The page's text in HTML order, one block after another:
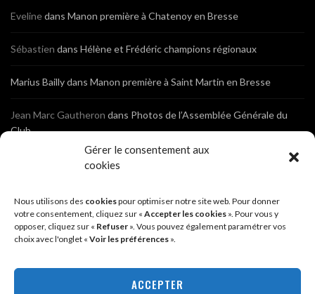
Gérer le consentement aux
cookies
Nous utilisons des cookiespour optimiser notre site web. Pour donner
votre consentement, cliquez sur « Accepter les cookies ». Pour vous y
opposer, cliquez sur « Refuser ». Vous pouvez également paramétrer vos
choix avec l'onglet « Voir les préférences ».
ACCEPTER
Evelinedans Manon première à Chatenoy en Bresse
Sébastien dans Hélène et Frédéric champions régionaux
Marius Baillydans Manon première à Saint Martin en Bresse
Jean Marc Gautheron dans Photos de l’Assemblée Générale du
Club
Photos de l’Assemblée Générale du Club
Sébastien dans Cyclocross de Brochon (21)
Breniauxdans Cyclocross de Brochon (21)